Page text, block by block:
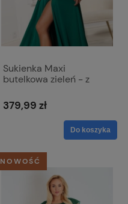
Sukienka Maxi
butelkowa zieleń - z
Rubi
379,99 zł
Do koszyka
NOWOŚĆ